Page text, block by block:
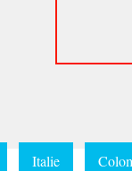
Italie